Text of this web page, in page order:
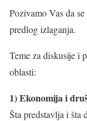
Pozivamo Vas da
predlog izlaganja.
Teme za diskusije i
oblasti:
1) Ekonomija i
Šta predstavlja i šta